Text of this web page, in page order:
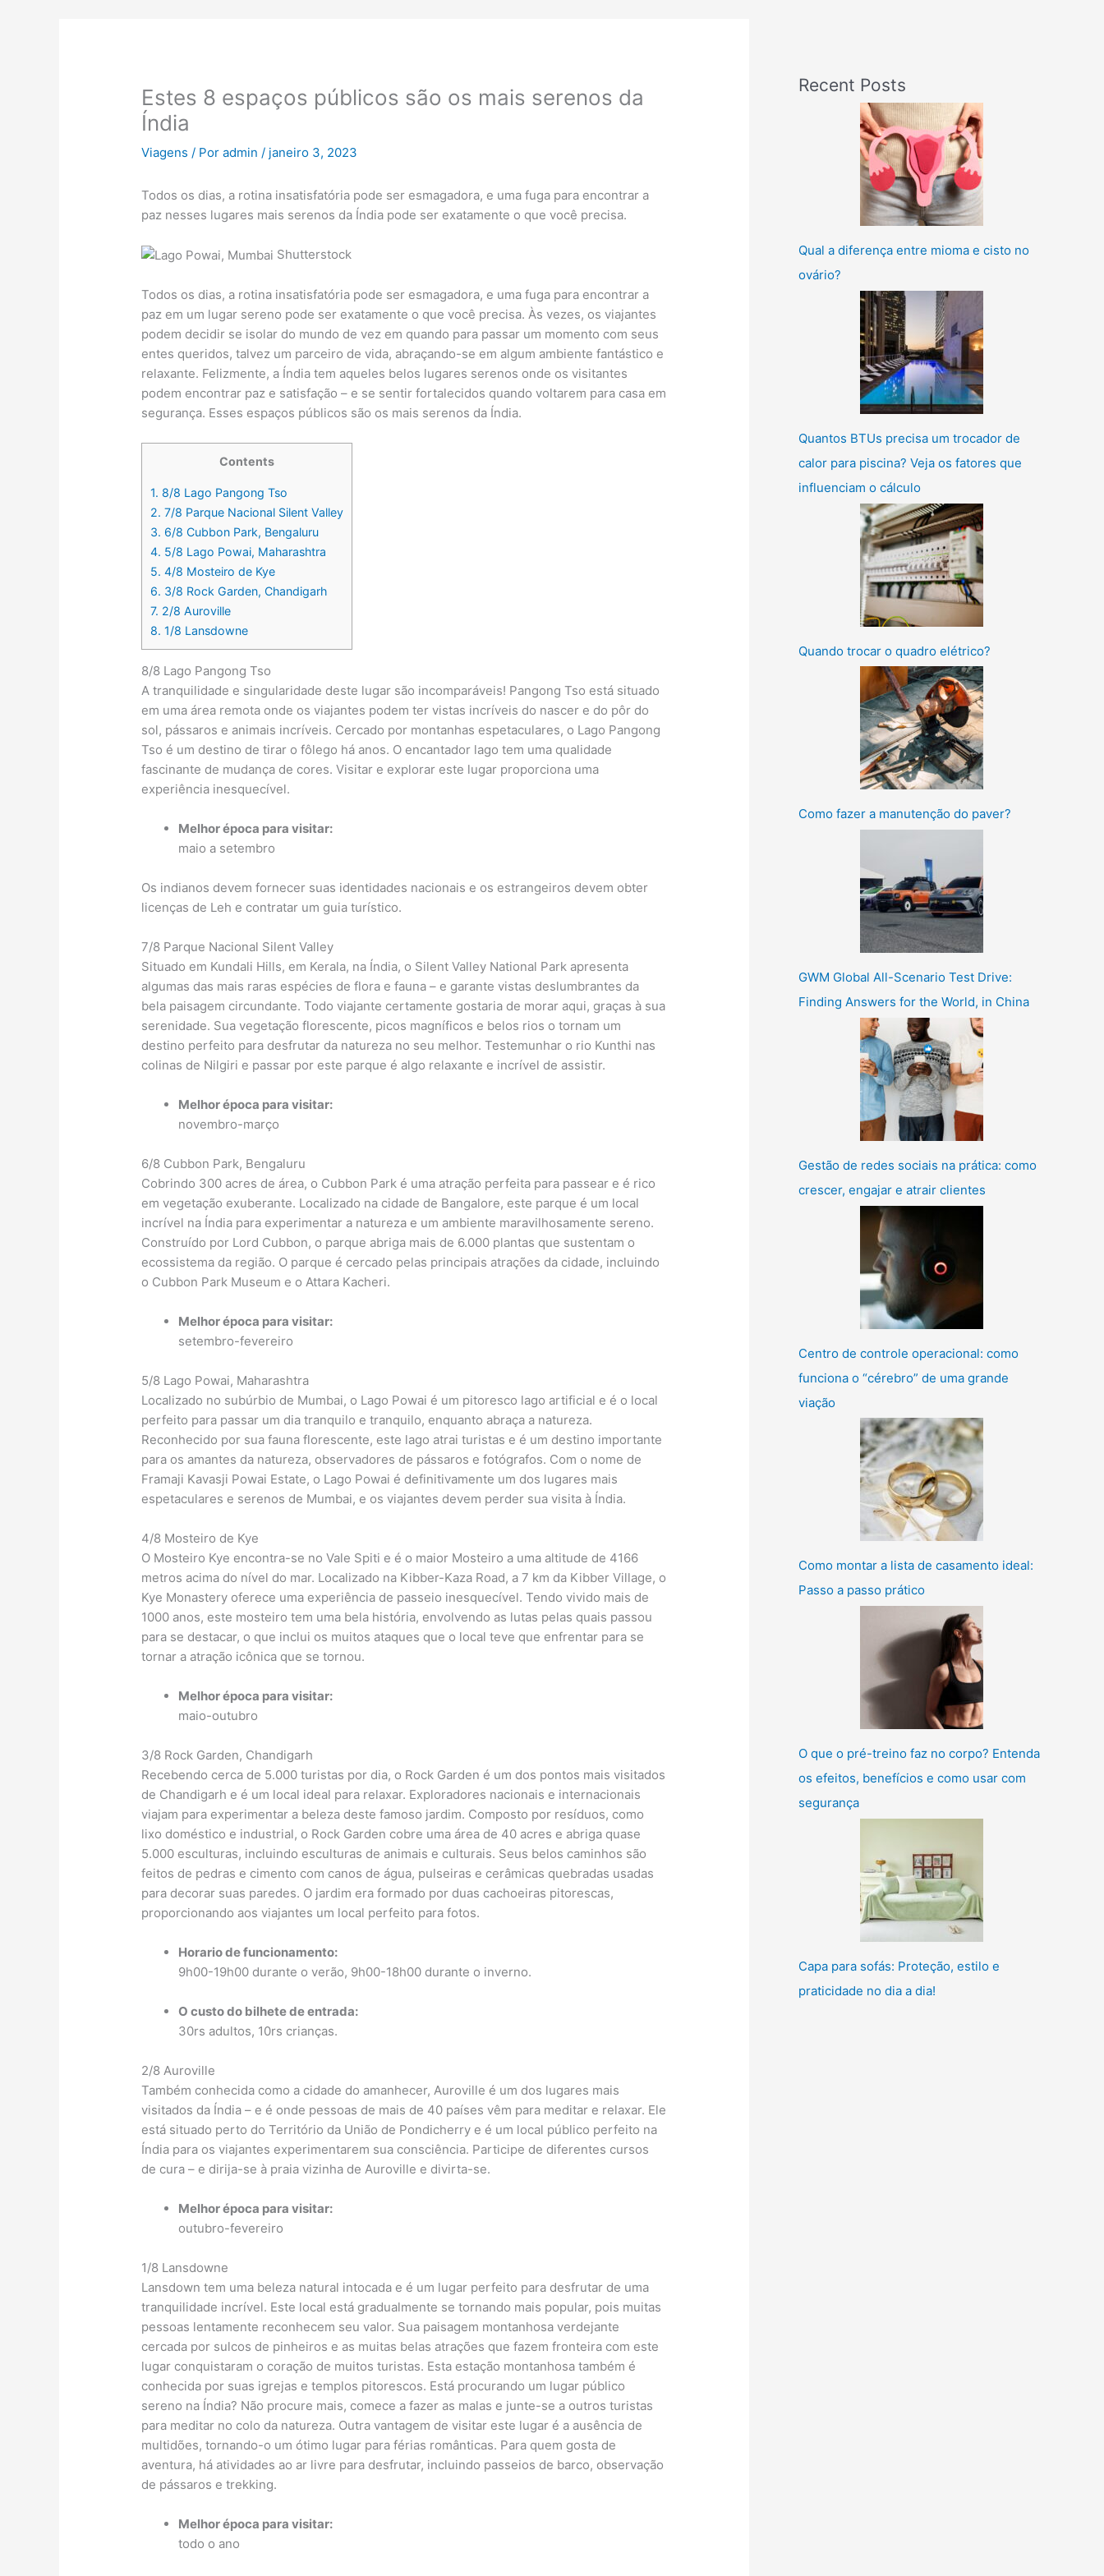
Estes 8 espaços públicos são os mais serenos da
Índia
Viagens / Poradmin/ janeiro 3, 2023
Todos os dias, a rotina insatisfatória pode ser esmagadora, e uma fuga para encontrar a
paz nesses lugares mais serenos da Índia pode ser exatamente o que você precisa.
Shutterstock
Todos os dias, a rotina insatisfatória pode ser esmagadora, e uma fuga para encontrar a
paz em um lugar sereno pode ser exatamente o que você precisa. Às vezes, os viajantes
podem decidir se isolar do mundo de vez em quando para passar um momento com seus
entes queridos, talvez um parceiro de vida, abraçando-se em algum ambiente fantástico e
relaxante. Felizmente, a Índia tem aqueles belos lugares serenos onde os visitantes
podem encontrar paz e satisfação – e se sentir fortalecidos quando voltarem para casa em
segurança. Esses espaços públicos são os mais serenos da Índia.
Contents
1. 8/8 Lago Pangong Tso
2. 7/8 Parque Nacional Silent Valley
3. 6/8 Cubbon Park, Bengaluru
4. 5/8 Lago Powai, Maharashtra
5. 4/8 Mosteiro de Kye
6. 3/8 Rock Garden, Chandigarh
7. 2/8 Auroville
8. 1/8 Lansdowne
8/8 Lago Pangong Tso
A tranquilidade e singularidade deste lugar são incomparáveis! Pangong Tso está situado
em uma área remota onde os viajantes podem ter vistas incríveis do nascer e do pôr do
sol, pássaros e animais incríveis. Cercado por montanhas espetaculares, o Lago Pangong
Tso é um destino de tirar o fôlego há anos. O encantador lago tem uma qualidade
fascinante de mudança de cores. Visitar e explorar este lugar proporciona uma
experiência inesquecível.
Melhor época para visitar:
maio a setembro
Os indianos devem fornecer suas identidades nacionais e os estrangeiros devem obter
licenças de Leh e contratar um guia turístico.
7/8 Parque Nacional Silent Valley
Situado em Kundali Hills, em Kerala, na Índia, o Silent Valley National Park apresenta
algumas das mais raras espécies de flora e fauna – e garante vistas deslumbrantes da
bela paisagem circundante. Todo viajante certamente gostaria de morar aqui, graças à sua
serenidade. Sua vegetação florescente, picos magníficos e belos rios o tornam um
destino perfeito para desfrutar da natureza no seu melhor. Testemunhar o rio Kunthi nas
colinas de Nilgiri e passar por este parque é algo relaxante e incrível de assistir.
Melhor época para visitar:
novembro-março
6/8 Cubbon Park, Bengaluru
Cobrindo 300 acres de área, o Cubbon Park é uma atração perfeita para passear e é rico
em vegetação exuberante. Localizado na cidade de Bangalore, este parque é um local
incrível na Índia para experimentar a natureza e um ambiente maravilhosamente sereno.
Construído por Lord Cubbon, o parque abriga mais de 6.000 plantas que sustentam o
ecossistema da região. O parque é cercado pelas principais atrações da cidade, incluindo
o Cubbon Park Museum e o Attara Kacheri.
Melhor época para visitar:
setembro-fevereiro
5/8 Lago Powai, Maharashtra
Localizado no subúrbio de Mumbai, o Lago Powai é um pitoresco lago artificial e é o local
perfeito para passar um dia tranquilo e tranquilo, enquanto abraça a natureza.
Reconhecido por sua fauna florescente, este lago atrai turistas e é um destino importante
para os amantes da natureza, observadores de pássaros e fotógrafos. Com o nome de
Framaji Kavasji Powai Estate, o Lago Powai é definitivamente um dos lugares mais
espetaculares e serenos de Mumbai, e os viajantes devem perder sua visita à Índia.
4/8 Mosteiro de Kye
O Mosteiro Kye encontra-se no Vale Spiti e é o maior Mosteiro a uma altitude de 4166
metros acima do nível do mar. Localizado na Kibber-Kaza Road, a 7 km da Kibber Village, o
Kye Monastery oferece uma experiência de passeio inesquecível. Tendo vivido mais de
1000 anos, este mosteiro tem uma bela história, envolvendo as lutas pelas quais passou
para se destacar, o que inclui os muitos ataques que o local teve que enfrentar para se
tornar a atração icônica que se tornou.
Melhor época para visitar:
maio-outubro
3/8 Rock Garden, Chandigarh
Recebendo cerca de 5.000 turistas por dia, o Rock Garden é um dos pontos mais visitados
de Chandigarh e é um local ideal para relaxar. Exploradores nacionais e internacionais
viajam para experimentar a beleza deste famoso jardim. Composto por resíduos, como
lixo doméstico e industrial, o Rock Garden cobre uma área de 40 acres e abriga quase
5.000 esculturas, incluindo esculturas de animais e culturais. Seus belos caminhos são
feitos de pedras e cimento com canos de água, pulseiras e cerâmicas quebradas usadas
para decorar suas paredes. O jardim era formado por duas cachoeiras pitorescas,
proporcionando aos viajantes um local perfeito para fotos.
Horario de funcionamento:
9h00-19h00 durante o verão, 9h00-18h00 durante o inverno.
O custo do bilhete de entrada:
30rs adultos, 10rs crianças.
2/8 Auroville
Também conhecida como a cidade do amanhecer, Auroville é um dos lugares mais
visitados da Índia – e é onde pessoas de mais de 40 países vêm para meditar e relaxar. Ele
está situado perto do Território da União de Pondicherry e é um local público perfeito na
Índia para os viajantes experimentarem sua consciência. Participe de diferentes cursos
de cura – e dirija-se à praia vizinha de Auroville e divirta-se.
Melhor época para visitar:
outubro-fevereiro
1/8 Lansdowne
Lansdown tem uma beleza natural intocada e é um lugar perfeito para desfrutar de uma
tranquilidade incrível. Este local está gradualmente se tornando mais popular, pois muitas
pessoas lentamente reconhecem seu valor. Sua paisagem montanhosa verdejante
cercada por sulcos de pinheiros e as muitas belas atrações que fazem fronteira com este
lugar conquistaram o coração de muitos turistas. Esta estação montanhosa também é
conhecida por suas igrejas e templos pitorescos. Está procurando um lugar público
sereno na Índia? Não procure mais, comece a fazer as malas e junte-se a outros turistas
para meditar no colo da natureza. Outra vantagem de visitar este lugar é a ausência de
multidões, tornando-o um ótimo lugar para férias românticas. Para quem gosta de
aventura, há atividades ao ar livre para desfrutar, incluindo passeios de barco, observação
de pássaros e trekking.
Melhor época para visitar:
todo o ano
Recent Posts
Qual a diferença entre mioma e cisto no
ovário?
Quantos BTUs precisa um trocador de
calor para piscina? Veja os fatores que
influenciam o cálculo
Quando trocar o quadro elétrico?
Como fazer a manutenção do paver?
GWM Global All-Scenario Test Drive:
Finding Answers for the World, in China
Gestão de redes sociais na prática: como
crescer, engajar e atrair clientes
Centro de controle operacional: como
funciona o “cérebro” de uma grande
viação
Como montar a lista de casamento ideal:
Passo a passo prático
O que o pré-treino faz no corpo? Entenda
os efeitos, benefícios e como usar com
segurança
Capa para sofás: Proteção, estilo e
praticidade no dia a dia!